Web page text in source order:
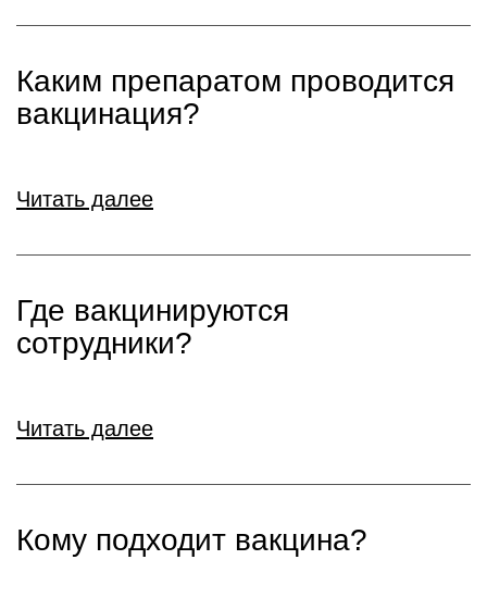
Каким препаратом проводится
вакцинация?
Читать далее
Где вакцинируются
сотрудники?
Читать далее
Кому подходит вакцина?